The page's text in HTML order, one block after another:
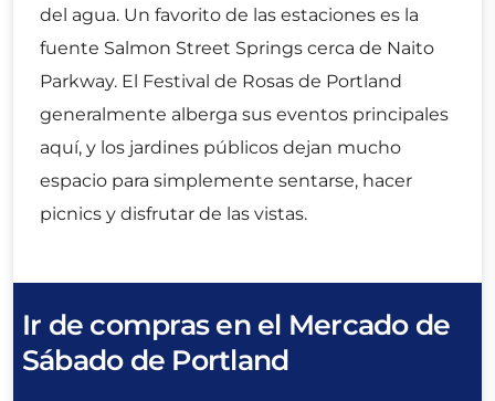
del agua. Un favorito de las estaciones es la
fuente Salmon Street Springs cerca de Naito
Parkway. El Festival de Rosas de Portland
generalmente alberga sus eventos principales
aquí, y los jardines públicos dejan mucho
espacio para simplemente sentarse, hacer
picnics y disfrutar de las vistas.
Ir de compras en el Mercado de
Sábado de Portland